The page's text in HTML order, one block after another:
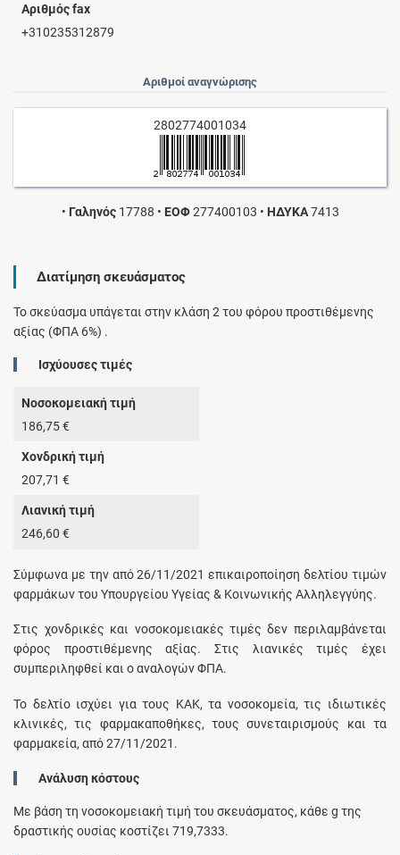
Αριθμός fax
+310235312879
Αριθμοί αναγνώρισης
2802774001034
• Γαληνός17788 • ΕΟΦ277400103 • ΗΔΥΚΑ7413
Διατίμηση σκευάσματος
Το σκεύασμα υπάγεται στην κλάση 2 του φόρου προστιθέμενης
αξίας (ΦΠΑ 6%) .
Ισχύουσες τιμές
Νοσοκομειακή τιμή
186,75 €
Χονδρική τιμή
207,71 €
Λιανική τιμή
246,60 €
Σύμφωνα με την από 26/11/2021 επικαιροποίηση δελτίου τιμών
φαρμάκων του Υπουργείου Υγείας & Κοινωνικής Αλληλεγγύης.
Στις χονδρικές και νοσοκομειακές τιμές δεν περιλαμβάνεται
φόρος προστιθέμενης αξίας. Στις λιανικές τιμές έχει
συμπεριληφθεί και ο αναλογών ΦΠΑ.
Το δελτίο ισχύει για τους ΚΑΚ, τα νοσοκομεία, τις ιδιωτικές
κλινικές, τις φαρμακαποθήκες, τους συνεταιρισμούς και τα
φαρμακεία, από 27/11/2021.
Ανάλυση κόστους
Με βάση τη νοσοκομειακή τιμή του σκευάσματος, κάθεg της
δραστικής ουσίας κοστίζει719,7333.